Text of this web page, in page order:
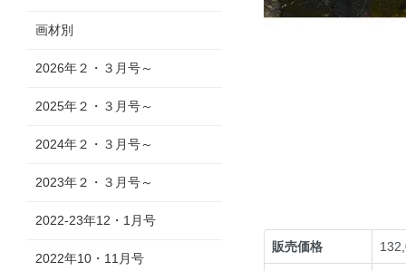
販売価格
画材別
2026年２・３月号～
2025年２・３月号～
2024年２・３月号～
2023年２・３月号～
2022-23年12・1月号
2022年10・11月号